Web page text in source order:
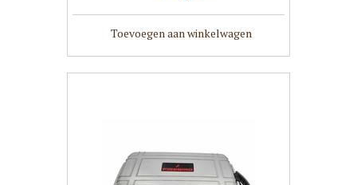
Toevoegen aan winkelwagen